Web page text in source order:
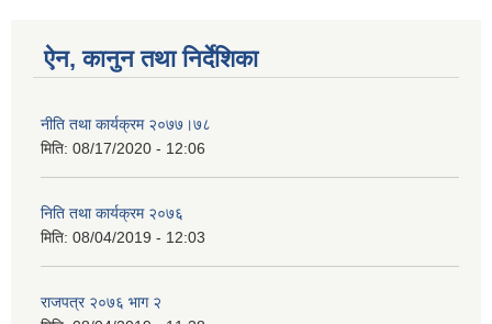
ऐन, कानुन तथा निर्देशिका
नीति तथा कार्यक्रम २०७७।७८
मिति: 08/17/2020 - 12:06
निति तथा कार्यक्रम २०७६
मिति: 08/04/2019 - 12:03
राजपत्र २०७६ भाग २